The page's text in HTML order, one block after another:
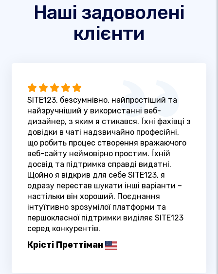
Наші задоволені
клієнти
SITE123, безсумнівно, найпростіший та
найзручніший у використанні веб-
дизайнер, з яким я стикався. Їхні фахівці з
довідки в чаті надзвичайно професійні,
що робить процес створення вражаючого
веб-сайту неймовірно простим. Їхній
досвід та підтримка справді видатні.
Щойно я відкрив для себе SITE123, я
одразу перестав шукати інші варіанти –
настільки він хороший. Поєднання
інтуїтивно зрозумілої платформи та
першокласної підтримки виділяє SITE123
серед конкурентів.
Крісті Преттіман